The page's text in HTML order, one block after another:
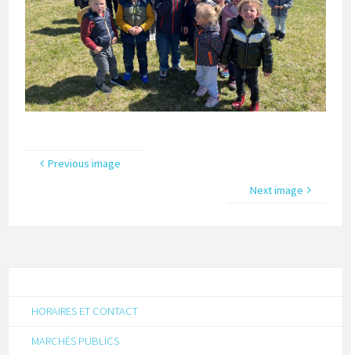
Previous image
Next image
HORAIRES ET CONTACT
MARCHÉS PUBLICS